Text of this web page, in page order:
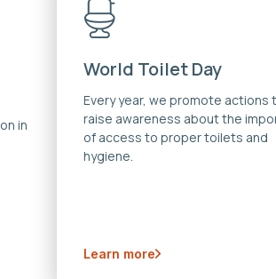
in
World Toilet Day
Every year, we promote actions
raise awareness about the
of access to proper toilets and
hygiene.
Learn more